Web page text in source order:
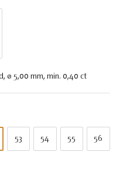
ø 5,00 mm, min. 0,40 ct
53 54 55 56